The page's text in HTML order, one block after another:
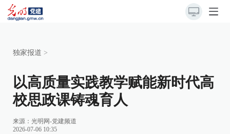
独家报道 >
以高质量实践教学赋能新时代高
校思政课铸魂育人
来源： 光明网-党建频道
2026-07-06 10:35